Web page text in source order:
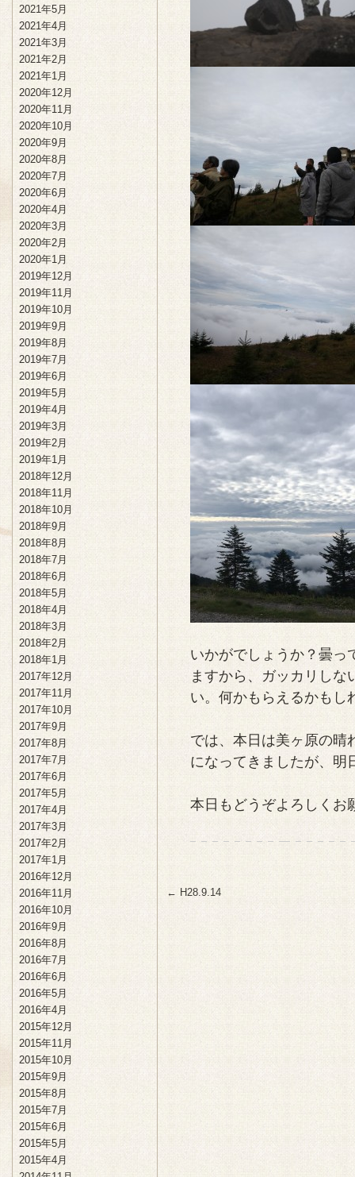
いかがでしょうか？曇っ
ますから、ガッカリしな
い。何かもらえるかもし
では、本日は美ヶ原の晴
になってきましたが、明
本日もどうぞよろしくお
← H28.9.14
2021年5月
2021年4月
2021年3月
2021年2月
2021年1月
2020年12月
2020年11月
2020年10月
2020年9月
2020年8月
2020年7月
2020年6月
2020年4月
2020年3月
2020年2月
2020年1月
2019年12月
2019年11月
2019年10月
2019年9月
2019年8月
2019年7月
2019年6月
2019年5月
2019年4月
2019年3月
2019年2月
2019年1月
2018年12月
2018年11月
2018年10月
2018年9月
2018年8月
2018年7月
2018年6月
2018年5月
2018年4月
2018年3月
2018年2月
2018年1月
2017年12月
2017年11月
2017年10月
2017年9月
2017年8月
2017年7月
2017年6月
2017年5月
2017年4月
2017年3月
2017年2月
2017年1月
2016年12月
2016年11月
2016年10月
2016年9月
2016年8月
2016年7月
2016年6月
2016年5月
2016年4月
2015年12月
2015年11月
2015年10月
2015年9月
2015年8月
2015年7月
2015年6月
2015年5月
2015年4月